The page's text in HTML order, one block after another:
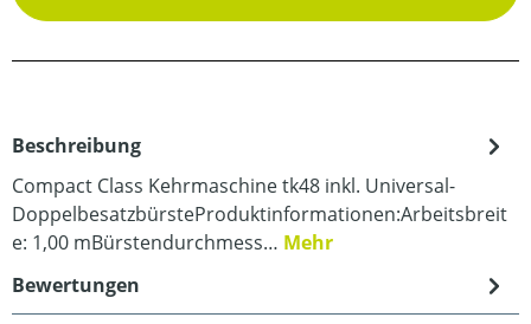
Beschreibung
Compact Class Kehrmaschine tk48 inkl. Universal-
DoppelbesatzbürsteProduktinformationen:Arbeitsbreit
e: 1,00 mBürstendurchmess… Mehr
Bewertungen